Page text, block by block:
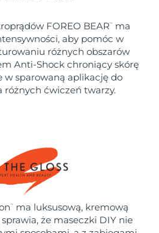
FOREO BEAR™
ma
aby pomóc w
różnych obszarów
Anti-Shock chroniący skórę
w sparowaną aplikację do
różnych ćwiczeń twarzy.
™
ma luksusową, kremową
że maseczki DIY nie